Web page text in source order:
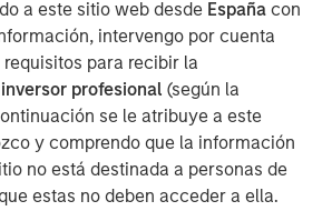
a este sitio web desde España con
intervengo por cuenta
para recibir la
inversor profesional(según la
se le atribuye a este
y comprendo que la información
no está destinada a personas de
estas no deben acceder a ella.
borrar un año de beneficio
de semanas, lo que convierte la
necesidad defensiva.